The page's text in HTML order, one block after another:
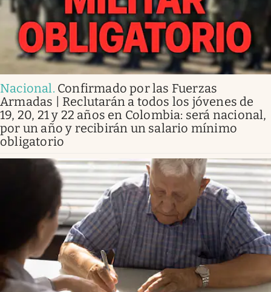
Nacional. Confirmado por las Fuerzas
Armadas | Reclutarán a todos los jóvenes de
19, 20, 21 y 22 años en Colombia: será nacional,
por un año y recibirán un salario mínimo
obligatorio